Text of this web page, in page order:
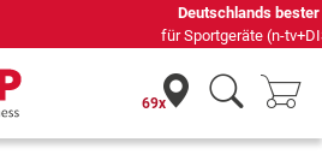
(n-tv+DISQ 2016-2024)
69x